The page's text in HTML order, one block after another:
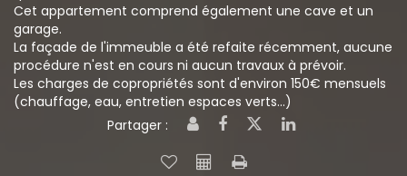
Cet appartement comprend également une cave et un
garage.
La façade de l'immeuble a été refaite récemment, aucune
procédure n'est en cours ni aucun travaux à prévoir.
Les charges de copropriétés sont d'environ 150€ mensuels
(chauffage, eau, entretien espaces verts...)
Partager :